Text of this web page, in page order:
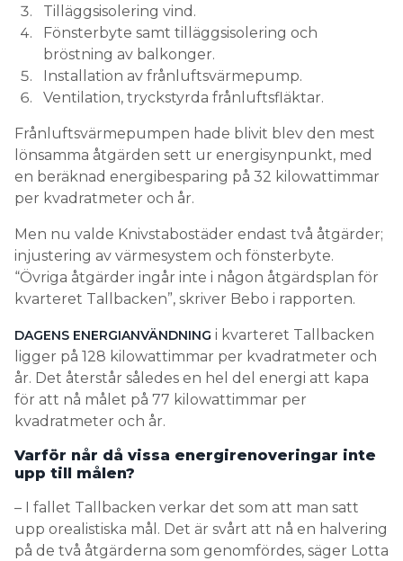
Tilläggsisolering vind.
Fönsterbyte samt tilläggsisolering och
bröstning av balkonger.
Installation av frånluftsvärmepump.
Ventilation, tryckstyrda frånluftsfläktar.
Frånluftsvärmepumpen hade blivit blev den mest
lönsamma åtgärden sett ur energisynpunkt, med
en beräknad energibesparing på 32 kilowattimmar
per kvadratmeter och år.
Men nu valde Knivstabostäder endast två åtgärder;
injustering av värmesystem och fönsterbyte.
“Övriga åtgärder ingår inte i någon åtgärdsplan för
kvarteret Tallbacken”, skriver Bebo i rapporten.
DAGENS ENERGIANVÄNDNING i kvarteret Tallbacken
ligger på 128 kilowattimmar per kvadratmeter och
år. Det återstår således en hel del energi att kapa
för att nå målet på 77 kilowattimmar per
kvadratmeter och år.
Varför når då vissa energirenoveringar inte
upp till målen?
– I fallet Tallbacken verkar det som att man satt
upp orealistiska mål. Det är svårt att nå en halvering
på de två åtgärderna som genomfördes, säger Lotta